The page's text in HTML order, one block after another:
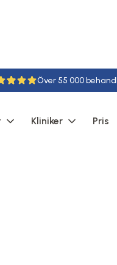
55
Kliniker Pris